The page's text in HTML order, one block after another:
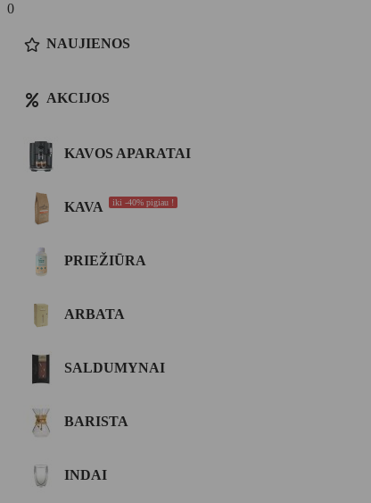
0
NAUJIENOS
AKCIJOS
KAVOS APARATAI
KAVA iki -40% pigiau !
PRIEŽIŪRA
ARBATA
SALDUMYNAI
BARISTA
INDAI